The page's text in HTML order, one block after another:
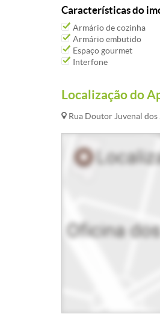
Características do
Armário de cozinha
Armário embutido
Espaço gourmet
Interfone
Localização do
Rua Doutor Juvenal